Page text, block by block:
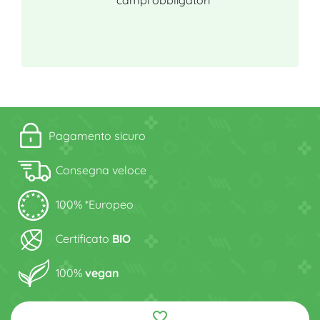
Pagamento sicuro
Consegna veloce
100% *Europeo
Certificato BIO
100% vegan